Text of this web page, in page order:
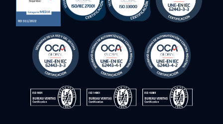
© Instrumentación y control del sur. 2009–2026. Tous droits
réservés
Politique en matière de cookiesPolitique de confidentialité
Politique de qualité
Avis juridique